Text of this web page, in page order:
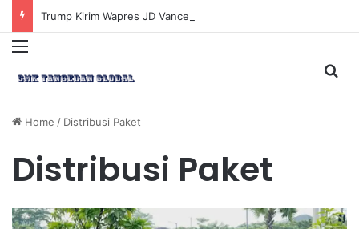
Menu
Home / Distribusi Paket
Distribusi Paket